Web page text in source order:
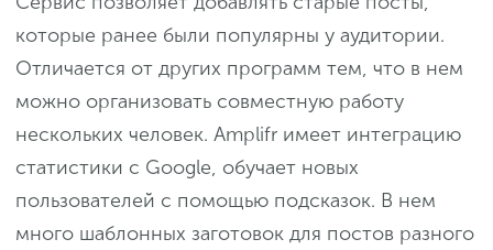
которые ранее были популярны у аудитории.
Отличается от других программ тем, что в нем
можно организовать совместную работу
нескольких человек. Amplifr имеет интеграцию
статистики с Google, обучает новых
пользователей с помощью подсказок. В нем
много шаблонных заготовок для постов разного